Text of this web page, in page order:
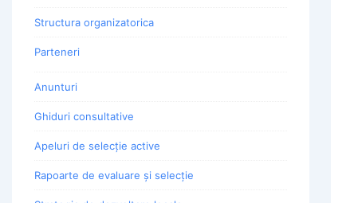
Structura organizatorica
Parteneri
Anunturi
Ghiduri consultative
Apeluri de selecție active
Rapoarte de evaluare și selecție